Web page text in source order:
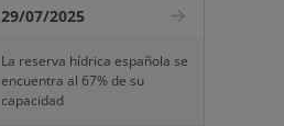
29/07/2025
La reserva hídrica española se
encuentra al 67% de su
capacidad